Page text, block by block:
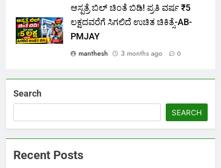
ಆಸ್ಪತ್ರೆ ಬಿಲ್ ಚಿಂತೆ ಬಿಡಿ! ಪ್ರತಿ ವರ್ಷ ₹5
ಲಕ್ಷದವರೆಗೆ ಸಿಗಲಿದೆ ಉಚಿತ ಚಿಕಿತ್ಸೆ-AB-
PMJAY
manthesh
3 months ago 0
Search
SEARCH
Recent Posts